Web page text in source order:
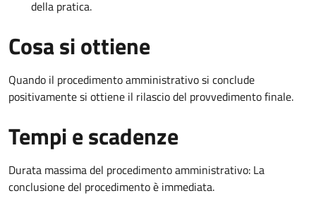
della pratica.
Cosa si ottiene
Quando il procedimento amministrativo si conclude
positivamente si ottiene il rilascio del provvedimento finale.
Tempi e scadenze
Durata massima del procedimento amministrativo: La
conclusione del procedimento è immediata.